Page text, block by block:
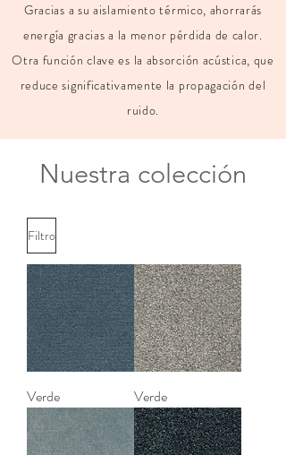
Gracias a su aislamiento térmico, ahorrarás
energía gracias a la menor pérdida de calor.
Otra función clave es la absorción acústica, que
reduce significativamente la propagación del
ruido.
Nuestra colección
Filtro
Verde Verde